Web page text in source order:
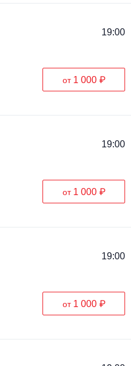
19:00
от 1 000 ₽
19:00
от 1 000 ₽
19:00
от 1 000 ₽